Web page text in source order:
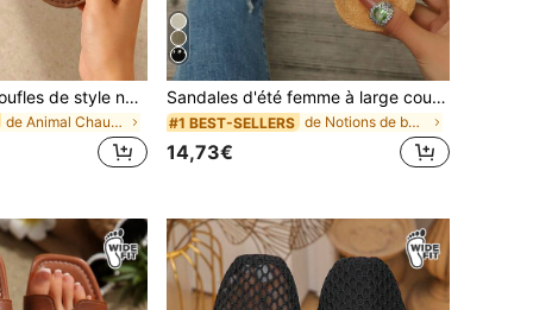
Sandales et pantoufles de style nouveau pour femmes grandes tailles, confortables pour les vacances et la plage, chaussures pour femmes grandes tailles
de Animal Chaussures larges pour femmes
Sandales d'été femme à large coupe, style vintage avec boucle réglable, à double bride, bout ouvert, respirantes. Semelle en liège souple, confortable et antidérapante. Chaussures plates décontractées pour la ville ou les vacances
#1 BEST-SELLERS de Notions de base Chaussures larges pour femmes
14,73€